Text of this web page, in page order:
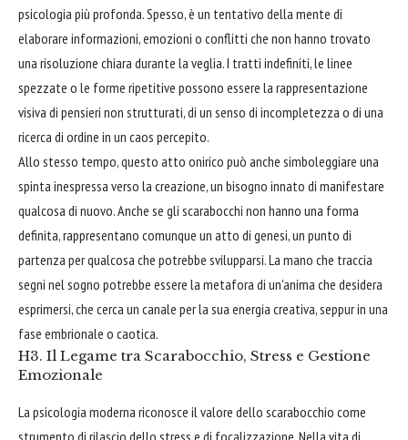
psicologia più profonda. Spesso, è un tentativo della mente di
elaborare informazioni, emozioni o conflitti che non hanno trovato
una risoluzione chiara durante la veglia. I tratti indefiniti, le linee
spezzate o le forme ripetitive possono essere la rappresentazione
visiva di pensieri non strutturati, di un senso di incompletezza o di una
ricerca di ordine in un caos percepito.
Allo stesso tempo, questo atto onirico può anche simboleggiare una
spinta inespressa verso la creazione, un bisogno innato di manifestare
qualcosa di nuovo. Anche se gli scarabocchi non hanno una forma
definita, rappresentano comunque un atto di genesi, un punto di
partenza per qualcosa che potrebbe svilupparsi. La mano che traccia
segni nel sogno potrebbe essere la metafora di un'anima che desidera
esprimersi, che cerca un canale per la sua energia creativa, seppur in una
fase embrionale o caotica.
H3. Il Legame tra Scarabocchio, Stress e Gestione
Emozionale
La psicologia moderna riconosce il valore dello scarabocchio come